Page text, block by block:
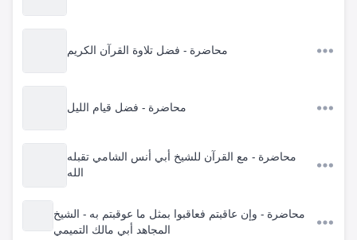
محاضرة - فضل تلاوة القرآن الكريم
محاضرة - فضل قيام الليل
محاضرة - مع القرآن للشيخ أبي أنس الشامي تقبله
الله
محاضرة - وإن عاقبتم فعاقبوا بمثل ما عوقبتم به - الشيخ
المجاهد أبي مالك التميمي